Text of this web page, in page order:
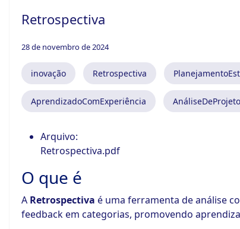
Retrospectiva
28 de novembro de 2024
inovação Retrospectiva
AprendizadoComExperiência
Arquivo:
Retrospectiva.pdf
O que é
A Retrospectiva é uma ferramenta de análise
feedback em categorias, promovendo